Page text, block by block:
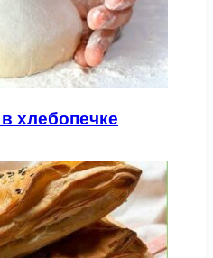
хлебопечке